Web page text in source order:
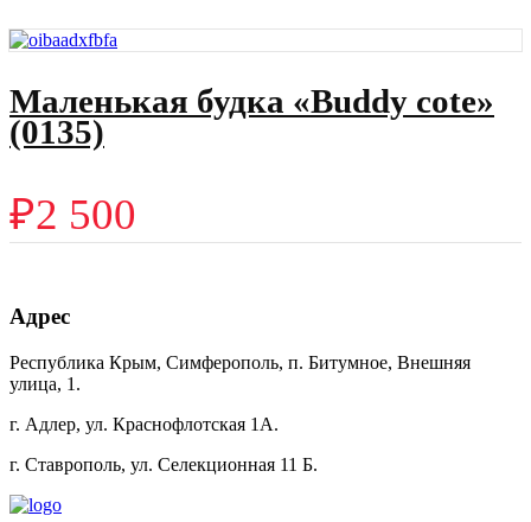
Маленькая будка «Buddy cote»
(0135)
₽2 500
Адрес
Республика Крым, Симферополь, п. Битумное, Внешняя
улица, 1.
г. Адлер, ул. Краснофлотская 1А.
г. Ставрополь, ул. Селекционная 11 Б.